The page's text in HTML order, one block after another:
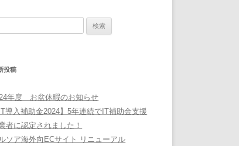
投稿
年度 お盆休暇のお知らせ
IT導入補助金2024】5年連続でIT補助金支援
者に認定されました！
ソア海外向ECサイト リニューアル